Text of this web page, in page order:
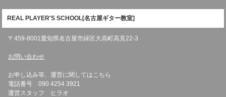
REAL PLAYER'S SCHOOL[名古屋ギター教室]
〒459-8001愛知県名古屋市緑区大高町高見22-3
お問い合わせ
お申し込み等、運営に関してはこちら
電話番号 090 4254 3921
運営スタッフ ヒラオ